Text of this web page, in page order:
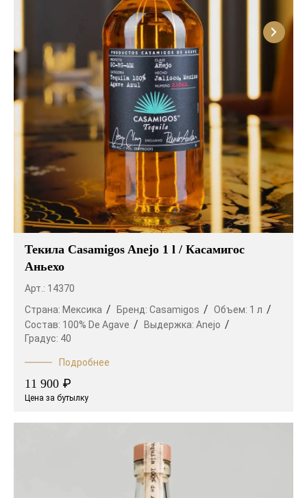
Текила Casamigos Anejo 1 l / Касамигос
Аньехо
Арт.: 14370
Страна: Мексика Бренд: Casamigos Объем: 1 л
Состав: 100% De Agave Выдержка: Anejo
Градус: 40
Подробнее
11 900 ₽
Цена за бутылку